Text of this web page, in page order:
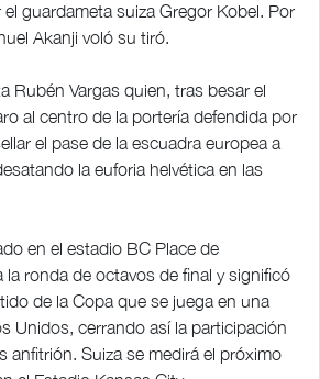
guardameta suiza Gregor Kobel. Por
Akanji voló su tiró.
Rubén Vargas quien, tras besar el
al centro de la portería defendida por
el pase de la escuadra europea a
la euforia helvética en las
en el estadio BC Place de
la ronda de octavos de final y significó
de la Copa que se juega en una
Unidos, cerrando así la participación
anfitrión. Suiza se medirá el próximo